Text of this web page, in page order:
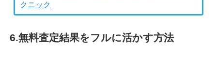
クニック
6.無料査定結果をフルに活かす方法